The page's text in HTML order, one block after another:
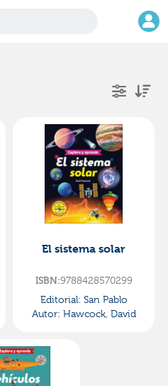
El sistema solar
ISBN:9788428570299
Editorial: San Pablo
Autor: Hawcock, David